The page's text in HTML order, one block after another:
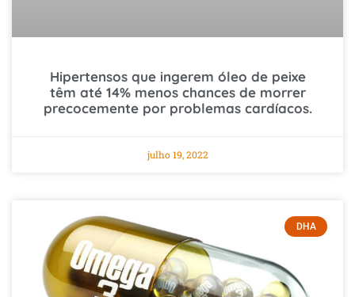
Hipertensos que ingerem óleo de peixe
têm até 14% menos chances de morrer
precocemente por problemas cardíacos.
julho 19, 2022
DHA